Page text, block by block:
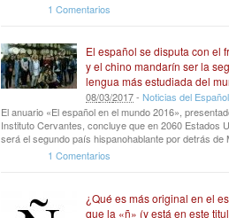
1 Comentarios
El español se disputa con el
y el chino mandarín ser la
lengua más estudiada del
08/03/2017- Noticias del Español
El anuario «El español en el mundo 2016»,
Instituto Cervantes, concluye que en 2060 Estados
será el segundo país hispanohablante por detrás de
1 Comentarios
¿Qué es más original en el
que la «ñ» (y está en este